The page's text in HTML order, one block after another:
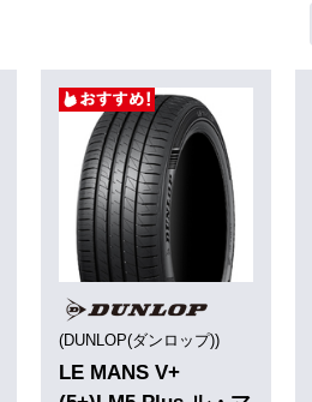
(DUNLOP(ダンロップ))
LE MANS V+